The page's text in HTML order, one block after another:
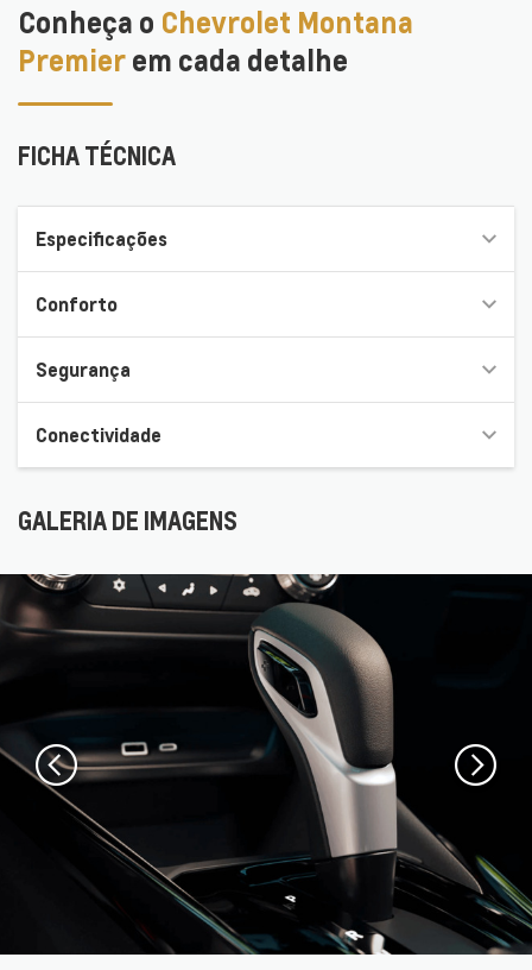
Conheça o Chevrolet Montana
Premierem cada detalhe
FICHA TÉCNICA
Especificações
Conforto
Segurança
Conectividade
GALERIA DE IMAGENS